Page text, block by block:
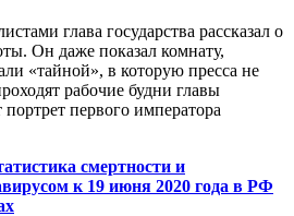
глава государства рассказал о
Он даже показал комнату,
«тайной», в которую пресса не
рабочие будни главы
первого императора
смертности и
к 19 июня 2020 года в РФ